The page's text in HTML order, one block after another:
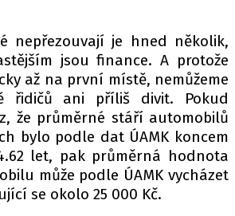
MEZINÁRODNÍ SCÉNA
NÁS NA |
fotku nebo video?
e-mail na autoroad.cz
nepřezouvají je hned několik,
jsou finance. A protože
až na první místě, nemůžeme
řidičů ani příliš divit. Pokud
že průměrné stáří automobilů
bylo podle dat ÚAMK koncem
let, pak průměrná hodnota
může podle ÚAMK vycházet
se okolo 25 000 Kč.